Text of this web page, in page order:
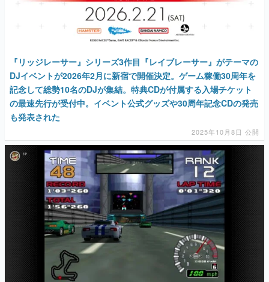
『リッジレーサー』シリーズ3作目『レイブレーサー』がテーマの
DJイベントが2026年2月に新宿で開催決定。ゲーム稼働30周年を
記念して総勢10名のDJが集結。特典CDが付属する入場チケット
の最速先行が受付中。イベント公式グッズや30周年記念CDの発売
も発表された
2025年10月8日 公開
『リッジレーサー 64』が「NINTENDO 64 Nintendo Switch
Online」に追加。最大4人のマルチプレイにも対応する、2000年